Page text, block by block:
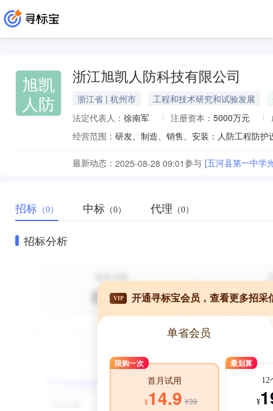
旭凯
人防
浙江旭凯人防科技有限公司
浙江省 | 杭州市 工程和技术研究和试验发展
法定代表人： 徐南军 注册资本： 5000万元
经营范围： 研发、制造、销售、安装：人防工程防护
最新动态： 2025-08-28 09:01参与 [五河县第一中学
招标 （0） 中标 （0） 代理 （0）
招标分析
VIP 开通寻标宝会员，查看更多招采
单省会员
限购一次
首月试用
¥14.9 ¥39
最划算
12
¥